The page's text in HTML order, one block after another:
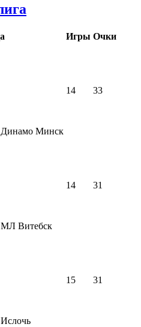
Игры Очки
Динамо Минск
14 33
МЛ Витебск
14 31
Ислочь
15 31